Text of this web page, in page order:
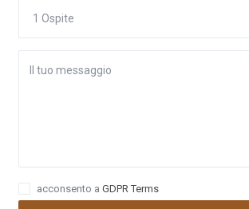
acconsento a GDPR Terms